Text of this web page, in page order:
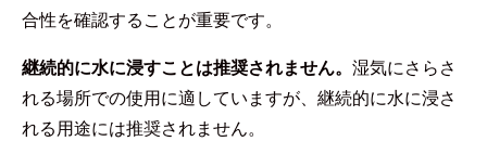
合性を確認することが重要です。
継続的に水に浸すことは推奨されません。 湿気にさらさ
れる場所での使用に適していますが、継続的に水に浸さ
れる用途には推奨されません。